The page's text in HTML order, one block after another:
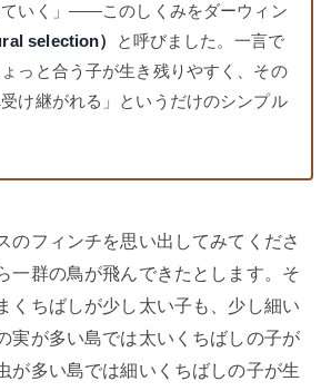
ていく」——このしくみをダーウィン
selection）
と呼びました。一言で
っと合う子が生き残りやすく、その
け継がれる」というだけのシンプル
のフィンチを思い出してみてくださ
一群の鳥が飛んできたとします。そ
くちばしが少し太い子も、少し細い
実が多い島では太いくちばしの子が
が多い島では細いくちばしの子が生